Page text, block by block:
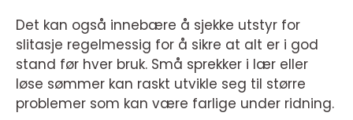
Det kan også innebære å sjekke utstyr for
slitasje regelmessig for å sikre at alt er i god
stand før hver bruk. Små sprekker i lær eller
løse sømmer kan raskt utvikle seg til større
problemer som kan være farlige under ridning.